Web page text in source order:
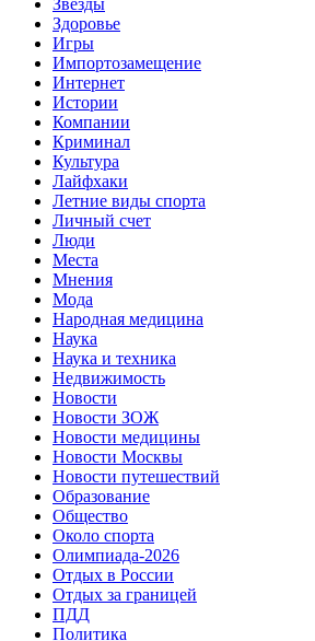
Здоровье
Игры
Импортозамещение
Интернет
Истории
Компании
Криминал
Культура
Лайфхаки
Летние виды спорта
Личный счет
Люди
Места
Мнения
Мода
Народная медицина
Наука
Наука и техника
Недвижимость
Новости
Новости ЗОЖ
Новости медицины
Новости Москвы
Новости путешествий
Образование
Общество
Около спорта
Олимпиада-2026
Отдых в России
Отдых за границей
ПДД
Политика